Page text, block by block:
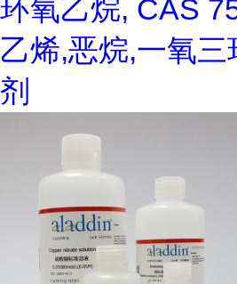
环氧乙烷, CAS
乙烯,恶烷,一氧
剂